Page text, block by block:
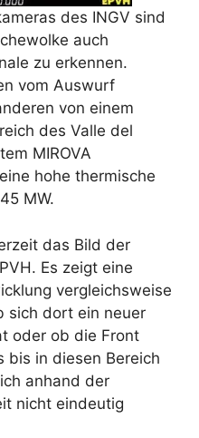
des INGV sind
auch
zu erkennen.
vom Auswurf
von einem
des Valle del
MIROVA
hohe thermische
MW.
das Bild der
Es zeigt eine
vergleichsweise
sich dort ein neuer
oder ob die Front
bis in diesen Bereich
anhand der
nicht eindeutig